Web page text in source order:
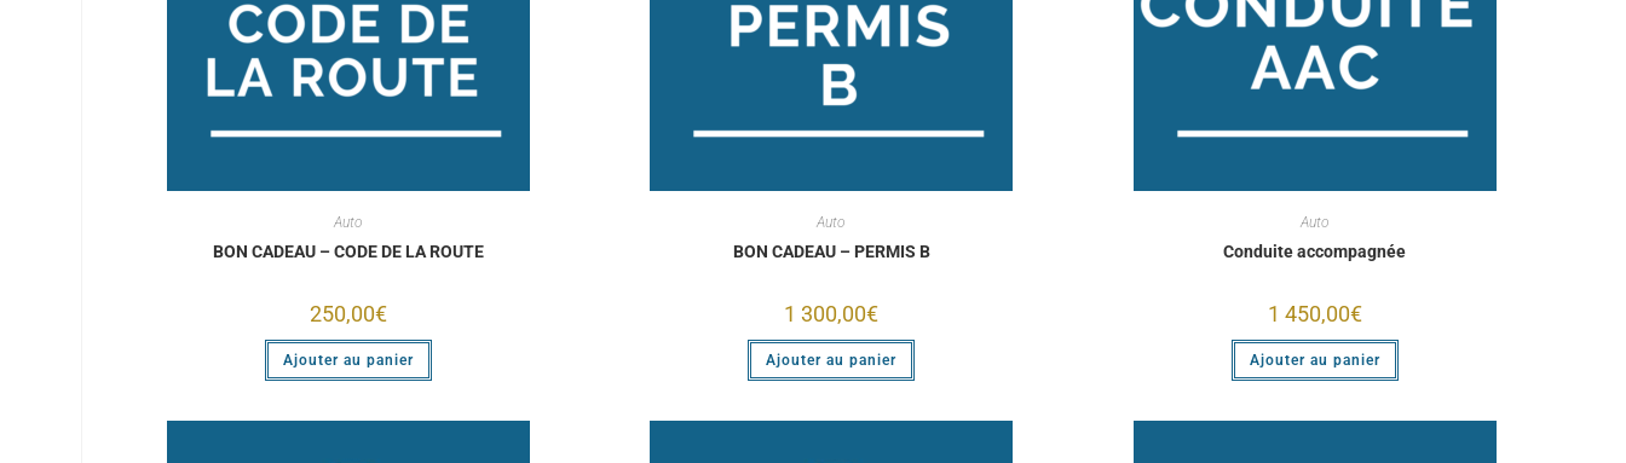
Auto
BON CADEAU – CODE DE LA ROUTE
250,00€
Ajouter au panier
Auto
BON CADEAU – PERMIS B
1 300,00€
Ajouter au panier
Auto
Conduite accompagnée
1 450,00€
Ajouter au panier